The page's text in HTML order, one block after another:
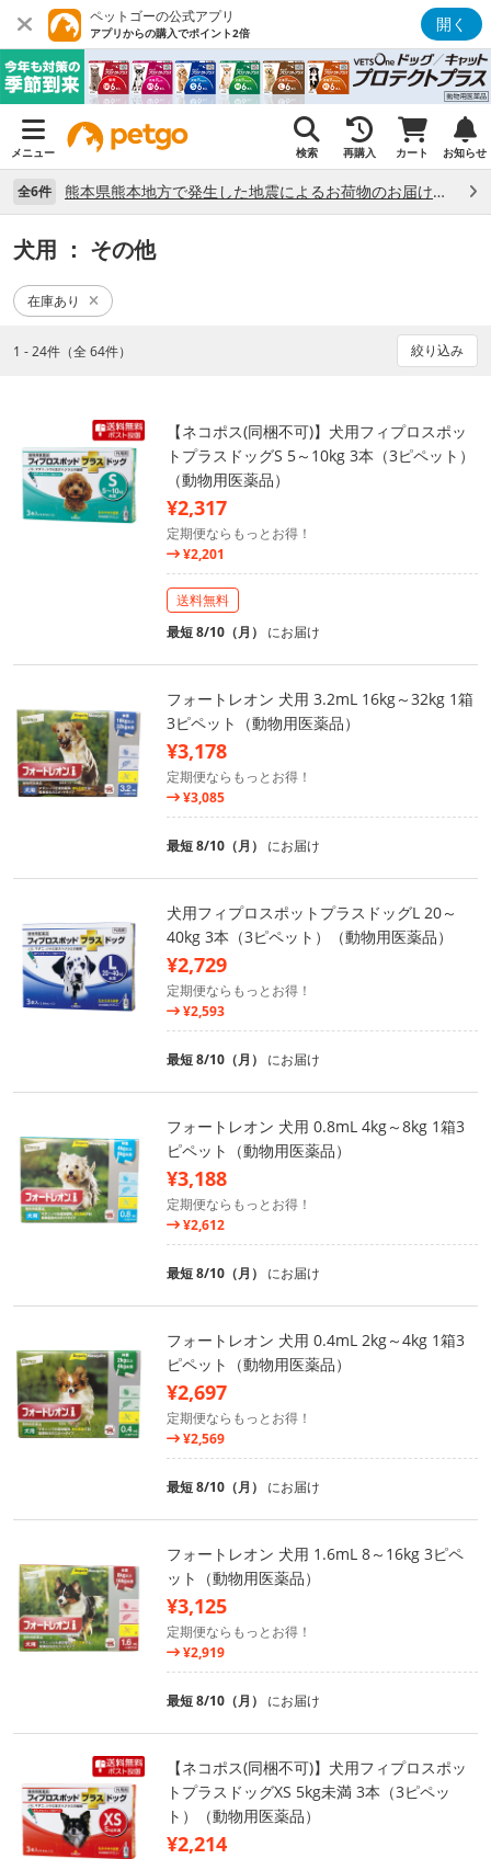
ペットゴーの公式アプリ
アプリからの購入でポイント2倍 開く
メニュー 検索 再購入 カート お知らせ
全6件 熊本県熊本地方で発生した地震によるお荷物のお届け状況について （7/28）
犬用 ： その他
在庫あり
1 - 24件（全 64件） 絞り込み
【ネコポス(同梱不可)】犬用フィプロスポッ
トプラスドッグS 5～10kg 3本（3ピペット）
（動物用医薬品）
¥2,317
定期便ならもっとお得！
¥2,201
送料無料
最短 8/10（月） にお届け
フォートレオン 犬用 3.2mL 16kg～32kg 1箱
3ピペット（動物用医薬品）
¥3,178
定期便ならもっとお得！
¥3,085
最短 8/10（月） にお届け
犬用フィプロスポットプラスドッグL 20～
40kg 3本（3ピペット）（動物用医薬品）
¥2,729
定期便ならもっとお得！
¥2,593
最短 8/10（月） にお届け
フォートレオン 犬用 0.8mL 4kg～8kg 1箱3
ピペット（動物用医薬品）
¥3,188
定期便ならもっとお得！
¥2,612
最短 8/10（月） にお届け
フォートレオン 犬用 0.4mL 2kg～4kg 1箱3
ピペット（動物用医薬品）
¥2,697
定期便ならもっとお得！
¥2,569
最短 8/10（月） にお届け
フォートレオン 犬用 1.6mL 8～16kg 3ピペ
ット（動物用医薬品）
¥3,125
定期便ならもっとお得！
¥2,919
最短 8/10（月） にお届け
【ネコポス(同梱不可)】犬用フィプロスポッ
トプラスドッグXS 5kg未満 3本（3ピペッ
ト）（動物用医薬品）
¥2,214